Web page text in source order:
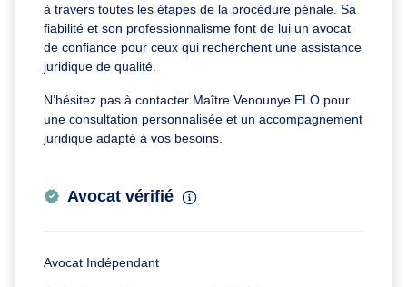
à travers toutes les étapes de la procédure pénale. Sa
fiabilité et son professionnalisme font de lui un avocat
de confiance pour ceux qui recherchent une assistance
juridique de qualité.
N’hésitez pas à contacter Maître Venounye ELO pour
une consultation personnalisée et un accompagnement
juridique adapté à vos besoins.
Avocat vérifié
Avocat Indépendant